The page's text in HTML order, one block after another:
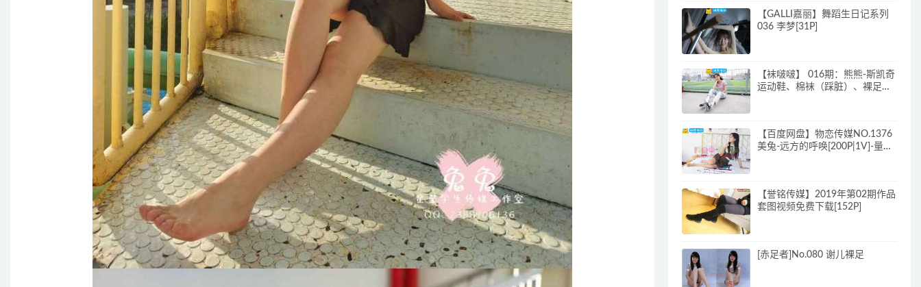
【GALLI嘉丽】舞蹈生日记系列
036 李梦[31P]
【袜啵啵】 016期：熊熊-斯凯奇
运动鞋、棉袜（踩脏）、裸足
【百度网盘】物恋传媒NO.1376
美兔-远方的呼唤[200P|1V]-量贩
【誉铭传媒】2019年第02期作品
套图视频免费下载[152P]
[赤足者]No.080 谢儿裸足